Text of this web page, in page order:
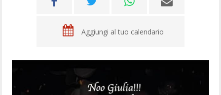
Aggiungi al tuo calendario